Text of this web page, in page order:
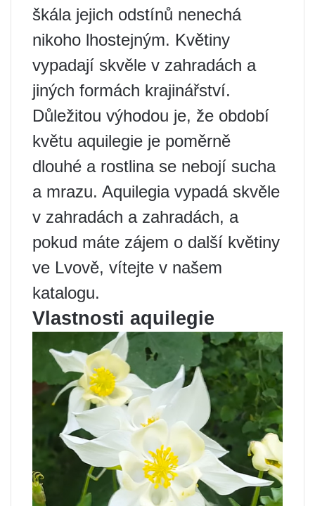
škála jejich odstínů nenechá
nikoho lhostejným. Květiny
vypadají skvěle v zahradách a
jiných formách krajinářství.
Důležitou výhodou je, že období
květu aquilegie je poměrně
dlouhé a rostlina se nebojí sucha
a mrazu. Aquilegia vypadá skvěle
v zahradách a zahradách, a
pokud máte zájem o další květiny
ve Lvově, vítejte v našem
katalogu.
Vlastnosti aquilegie